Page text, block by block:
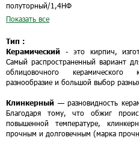
полуторный/1,4НФ
Показать все
Тип :
Керамический - это кирпич,
Самый распространенный вариант
облицовочного
разнообразие и большой выбор
Клинкерный — разновидность
Благодаря тому, что обжиг
повышенной температуре,
прочным и долговечным (марка